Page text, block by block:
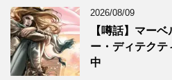
2026/08/09
【噂話】マー
ー・ディテクテ
中